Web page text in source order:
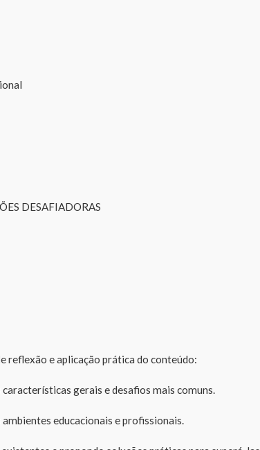
DESAFIADORAS
reflexão e aplicação prática do conteúdo:
gerais e desafios mais comuns.
educacionais e profissionais.